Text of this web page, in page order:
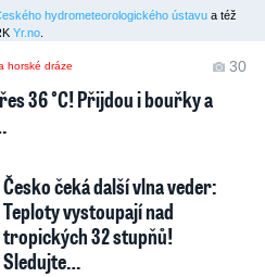
hydrometeorologického ústavu a též
Yr.no.
30
36 °C! Přijdou i bouřky a
Česko čeká další vlna veder:
Teploty vystoupají nad
tropických 32 stupňů!
Sledujte…